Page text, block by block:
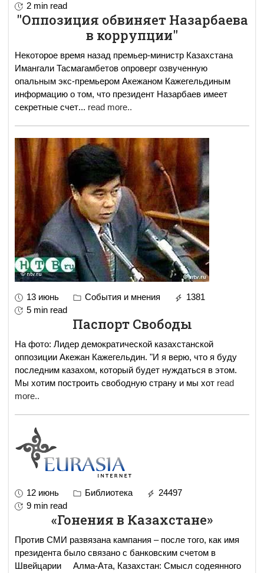
2 min read
"Оппозиция обвиняет Назарбаева
в коррупции"
Некоторое время назад премьер-министр Казахстана
Имангали Тасмагамбетов опроверг озвученную
опальным экс-премьером Акежаном Кажегельдиным
информацию о том, что президент Назарбаев имеет
секретные счет... read more..
13 июнь События и мнения
1381
5 min read
Паспорт Свободы
На фото: Лидер демократической казахстанской
оппозиции Акежан Кажегельдин. "И я верю, что я буду
последним казахом, который будет нуждаться в этом.
Мы хотим построить свободную страну и мы хот read
more..
12 июнь Библиотека
24497
9 min read
«Гонения в Казахстане»
Против СМИ развязана кампания – после того, как имя
президента было связано с банковским счетом в
Швейцарии Алма-Ата, Казахстан: Смысл содеянного